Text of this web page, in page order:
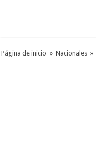
Página de inicio » Nacionales »